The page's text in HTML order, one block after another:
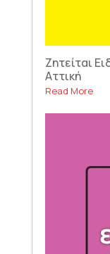
Ζητείται
Αττική
Read More